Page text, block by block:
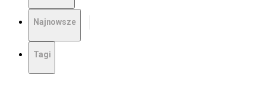
Najnowsze
Tagi